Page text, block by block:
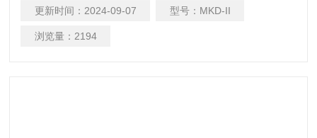
更新时间： 2024-09-07 型号： MKD-II
浏览量： 2194